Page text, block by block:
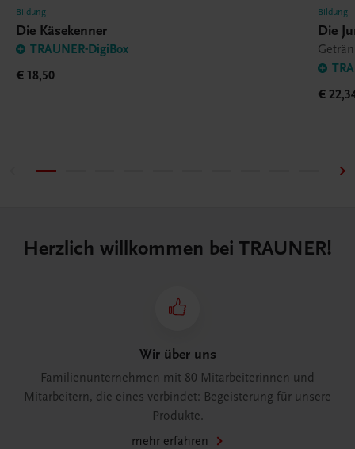
Bildung
Die Käsekenner
TRAUNER-DigiBox
€ 18,50
Bildung
Die
€
Herzlich willkommen bei TRAUNER!
Wir über uns
Familienunternehmen mit 80 Mitarbeiterinnen und
Mitarbeitern, die eines verbindet: Begeisterung für unsere
Produkte.
mehr erfahren